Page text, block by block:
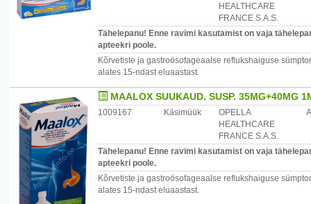
Alumiiniumhüdroksiid koos vähese fosforisisaldusega
organismis.
Neerupuudulikkusega patsientidel võib alumiiniumi ja
patsientidel võib pikaajaline alumiiniumi- ja
põhjustada entsefalopaatiat, dementsust,
kaasnevat osteomalaatsiat. Kui kaebused püsivad üle
põhjust ja ravi muuta.
Neerupuudulikkusega patsiendid peaksid antatsiidide
Alumiiniumhüdroksiidi kasutamine
Maaloxi närimistabletid sisaldavad suhkrut, mistõttu
Maaloxi suhkruvabasid närimistablette võivad kasutada
Sorbitooli ja sahharoosi sisalduse tõttu ei tohi
HEALTHCARE
FRANCE S.A.S.
Tähelepanu! Enne ravimi kasutamist on vaja
apteekri poole.
Kõrvetiste ja gastroösofageaalse reflukshaiguse
alates 15-ndast eluaastast.
MAALOX SUUKAUD. SUSP. 35MG+40MG
1009167 Käsimüük
OPELLA
HEALTHCARE
FRANCE S.A.S.
Tähelepanu! Enne ravimi kasutamist on vaja
apteekri poole.
Kõrvetiste ja gastroösofageaalse reflukshaiguse
alates 15-ndast eluaastast.